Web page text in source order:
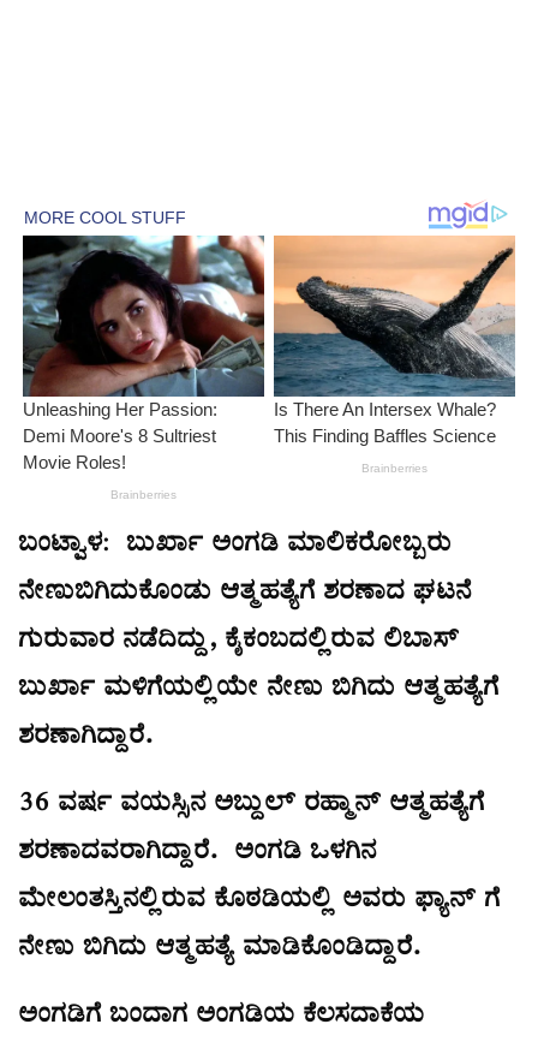
ಬಂಟ್ವಾಳ: ಬುರ್ಖಾ ಅಂಗಡಿ ಮಾಲಿಕರೋಬ್ಬರು
ನೇಣುಬಿಗಿದುಕೊಂಡು ಆತ್ಮಹತ್ಯೆಗೆ ಶರಣಾದ ಘಟನೆ
ಗುರುವಾರ ನಡೆದಿದ್ದು, ಕೈಕಂಬದಲ್ಲಿರುವ ಲಿಬಾಸ್
ಬುರ್ಖಾ ಮಳಿಗೆಯಲ್ಲಿಯೇ ನೇಣು ಬಿಗಿದು ಆತ್ಮಹತ್ಯೆಗೆ
ಶರಣಾಗಿದ್ದಾರೆ.
36 ವರ್ಷ ವಯಸ್ಸಿನ ಅಬ್ದುಲ್ ರಹ್ಮಾನ್ ಆತ್ಮಹತ್ಯೆಗೆ
ಶರಣಾದವರಾಗಿದ್ದಾರೆ. ಅಂಗಡಿ ಒಳಗಿನ
ಮೇಲಂತಸ್ತಿನಲ್ಲಿರುವ ಕೊಠಡಿಯಲ್ಲಿ ಅವರು ಫ್ಯಾನ್ ಗೆ
ನೇಣು ಬಿಗಿದು ಆತ್ಮಹತ್ಯೆ ಮಾಡಿಕೊಂಡಿದ್ದಾರೆ.
ಅಂಗಡಿಗೆ ಬಂದಾಗ ಅಂಗಡಿಯ ಕೆಲಸದಾಕೆಯ